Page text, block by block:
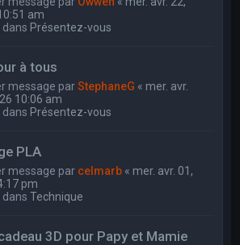
am
dans Présentez-vous
à tous
message parStephaneG « mer. avr.
10:06 am
dans Présentez-vous
PLA
message par celmarb « mer. avr. 01,
pm
dansTechnique
3D pour Papy et Mamie